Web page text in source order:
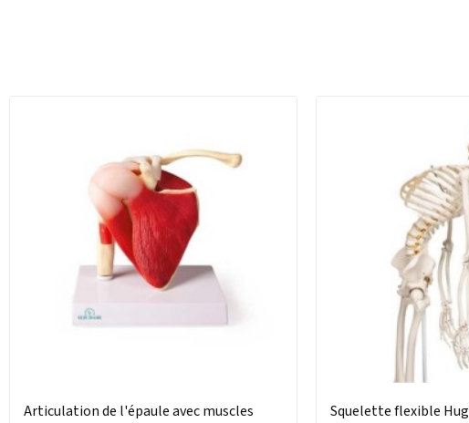
Articulation de l'épaule avec muscles Squelette flexible